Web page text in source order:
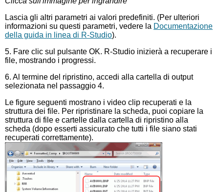
Lascia gli altri parametri ai valori predefiniti. (Per ulteriori
informazioni su questi parametri, vedere la Documentazione
della guida in linea di R-Studio).
5. Fare clic sul pulsante OK. R-Studio inizierà a recuperare i
file, mostrando i progressi.
6. Al termine del ripristino, accedi alla cartella di output
selezionata nel passaggio 4.
Le figure seguenti mostrano i video clip recuperati e la
struttura dei file. Per ripristinare la scheda, puoi copiare la
struttura di file e cartelle dalla cartella di ripristino alla
scheda (dopo esserti assicurato che tutti i file siano stati
recuperati correttamente).